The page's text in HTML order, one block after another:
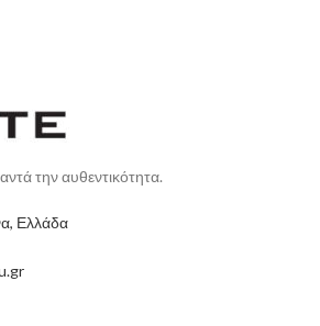
την αυθεντικότητα.
Ελλάδα